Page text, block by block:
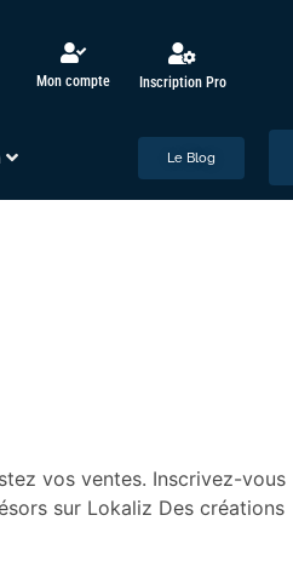
Mon compte Inscription Pro
Le Blog
vos ventes. Inscrivez-vous
sur Lokaliz Des créations